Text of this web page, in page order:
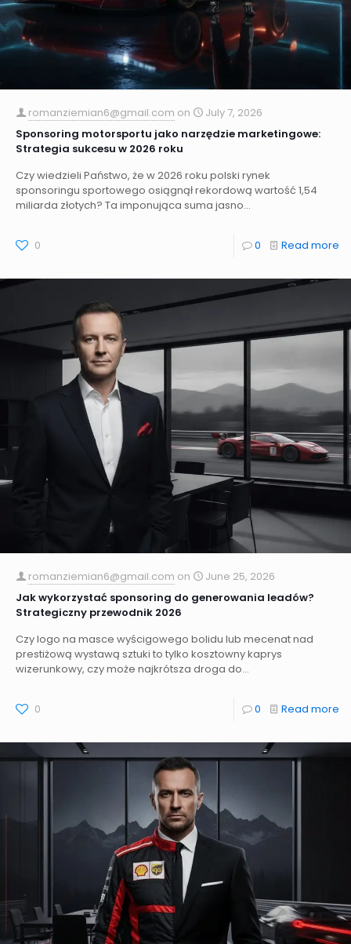
romanziemian6@gmail.com on
July 7, 2026
Sponsoring motorsportu jako narzędzie marketingowe:
Strategia sukcesu w 2026 roku
Czy wiedzieli Państwo, że w 2026 roku polski rynek
sponsoringu sportowego osiągnął rekordową wartość 1,54
miliarda złotych? Ta imponująca suma jasno...
0 0 Read more
romanziemian6@gmail.com on
June 25, 2026
Jak wykorzystać sponsoring do generowania leadów?
Strategiczny przewodnik 2026
Czy logo na masce wyścigowego bolidu lub mecenat nad
prestiżową wystawą sztuki to tylko kosztowny kaprys
wizerunkowy, czy może najkrótsza droga do...
0 0 Read more